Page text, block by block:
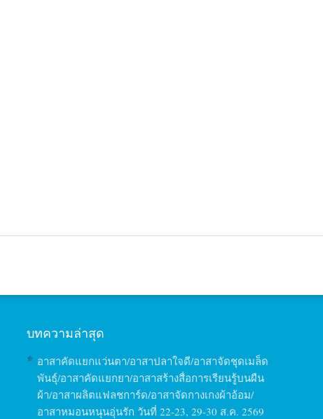
บทความล่าสุด
อาสาคัดแยกแว่นตา/อาสาปลาใจดี/อาสาจัดชุดเมล็ด
พันธุ์/อาสาคัดแยกยา/อาสาสร้างสื่อการเรียนรู้บนผืน
ผ้า/อาสาผลิตแฟลชการ์ด/อาสาจัดกางเกงผ้าอ้อม/
อาสาหมอนหนุนอุ่นรัก วันที่ 22-23, 29-30 ส.ค. 2569